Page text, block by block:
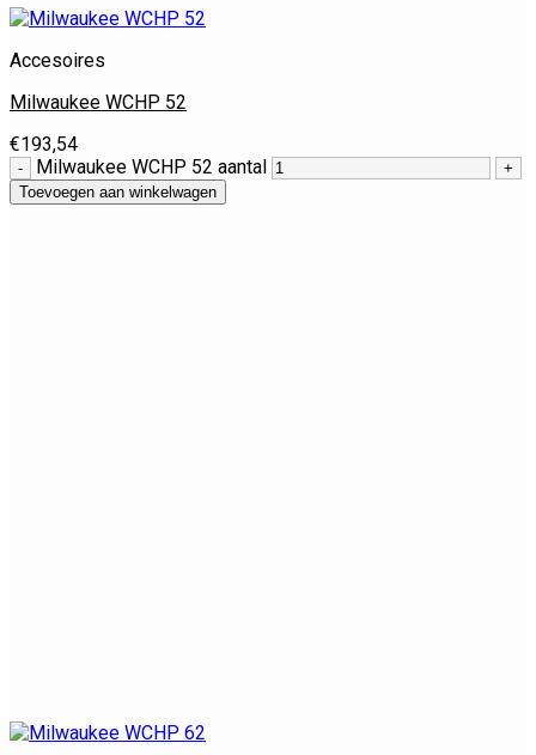
Accesoires
Milwaukee WCHP 52
€193,54
Milwaukee WCHP 52 aantal
Toevoegen aan winkelwagen